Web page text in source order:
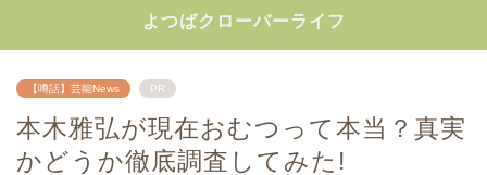
よつばクローバーライフ
【噂話】芸能News PR
本木雅弘が現在おむつって本当？真実
かどうか徹底調査してみた!